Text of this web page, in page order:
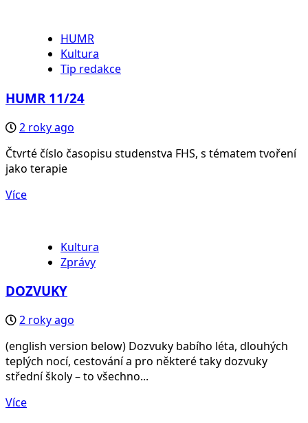
HUMR
Kultura
Tip redakce
HUMR 11/24
2 roky ago
Čtvrté číslo časopisu studenstva FHS, s tématem tvoření
jako terapie
Více
Kultura
Zprávy
DOZVUKY
2 roky ago
(english version below) Dozvuky babího léta, dlouhých
teplých nocí, cestování a pro některé taky dozvuky
střední školy – to všechno...
Více